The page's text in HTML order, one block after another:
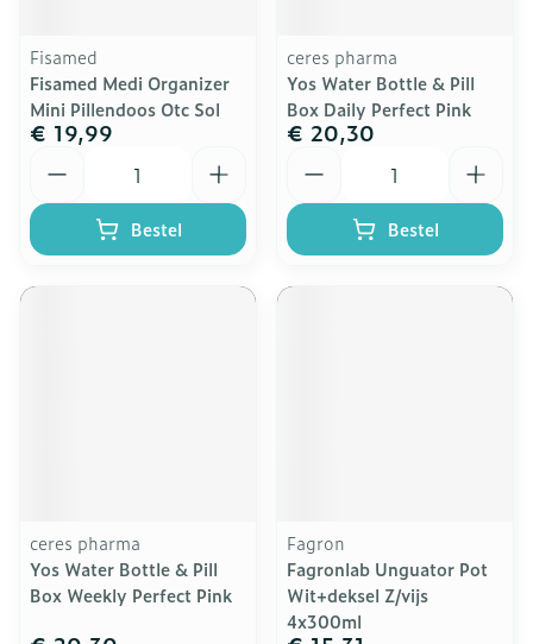
Fisamed
Fisamed Medi Organizer
Mini Pillendoos Otc Sol
€ 19,99
Bestel
ceres pharma
Yos Water Bottle & Pill
Box Daily Perfect Pink
€ 20,30
Bestel
ceres pharma
Yos Water Bottle & Pill
Box Weekly Perfect Pink
Fagron
Fagronlab Unguator Pot
Wit+deksel Z/vijs
4x300ml